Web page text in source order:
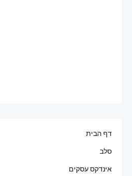
דף הבית
סלב
אינדקס עסקים